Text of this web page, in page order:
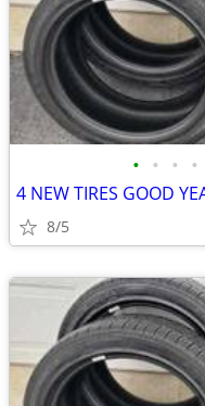
• • • •
4 NEW TIRES GOOD
8/5